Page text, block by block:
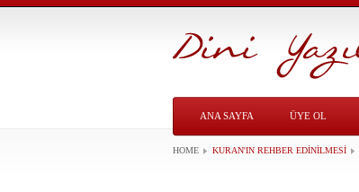
ANA SAYFA ÜYE OL
HOME KURAN'IN REHBER EDINILMESI